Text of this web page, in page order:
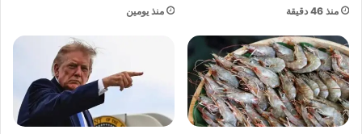
ل
ه
ل
ي
ي
ر
ق
د
ن
ش
ه
د
س
منذ 46 دقيقة منذ يومين